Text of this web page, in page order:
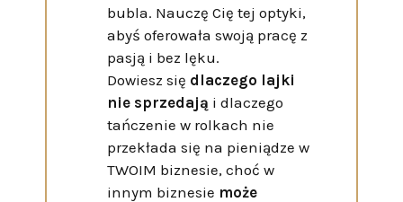
bubla. Nauczę Cię tej optyki,
abyś oferowała swoją pracę z
pasją i bez lęku.
Dowiesz się dlaczego lajki
nie sprzedają i dlaczego
tańczenie w rolkach nie
przekłada się na pieniądze w
TWOIM biznesie, choć w
innym biznesie może